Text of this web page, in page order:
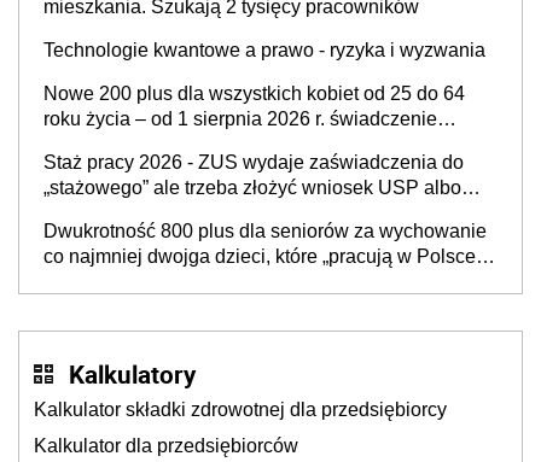
mieszkania. Szukają 2 tysięcy pracowników
Technologie kwantowe a prawo - ryzyka i wyzwania
Nowe 200 plus dla wszystkich kobiet od 25 do 64
roku życia – od 1 sierpnia 2026 r. świadczenie
Staż pracy 2026 - ZUS wydaje zaświadczenia do
„stażowego” ale trzeba złożyć wniosek USP albo
zaświadczenie z ZUS?
Dwukrotność 800 plus dla seniorów za wychowanie
co najmniej dwojga dzieci, które „pracują w Polsce i
Kalkulatory
Kalkulator składki zdrowotnej dla przedsiębiorcy
Kalkulator dla przedsiębiorców